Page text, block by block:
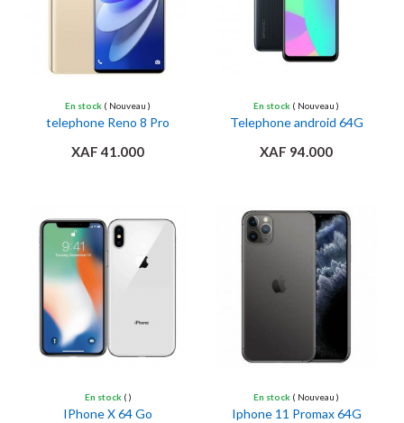
Ajouter au panier
En stock ( Nouveau )
telephone Reno 8 Pro
XAF 41.000
Ajouter au panier
En stock ( Nouveau )
Telephone android 64G
XAF 94.000
En stock ( )
IPhone X 64 Go
En stock ( Nouveau )
Iphone 11 Promax 64G